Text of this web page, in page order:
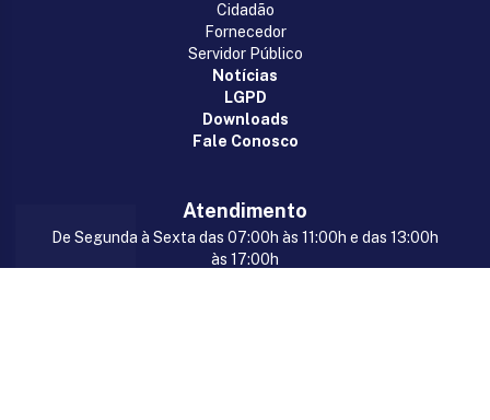
Cidadão
Fornecedor
Servidor Público
Notícias
LGPD
Downloads
Fale Conosco
Atendimento
De Segunda à Sexta das 07:00h às 11:00h e das 13:00h
às 17:00h